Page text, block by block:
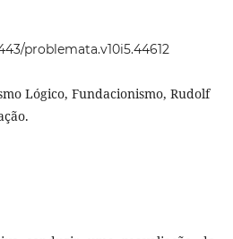
problemata.v10i5.44612
Lógico, Fundacionismo, Rudolf